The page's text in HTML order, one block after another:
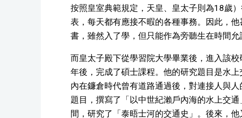
按照皇室典範規定，天皇、皇太子則為18歲
表，每天都有應接不暇的各種事務。因此，
書，雖然入了學，但只能作為旁聽生在時間允
而皇太子殿下從學習院大學畢業後，進入該
年後，完成了碩士課程。他的研究題目是水
內在鐮倉時代曾有道路通過後，對連接人與
題目，撰寫了「以中世紀瀨戶內海的水上交
間，研究了「泰晤士河的交通史」。後來，